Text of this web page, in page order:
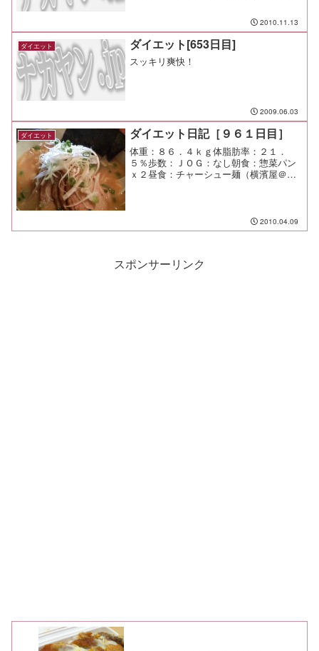
ラダ。 間食： メモ：渋谷から秋葉原まで
自転車で行ってみた！ 楽しかったよ！
2010.11.13
ダイエット ダイエット[653日目]
スッキリ爽快！
2009.06.03
ダイエット ダイエット日記［９６１日目］
体重：８６．４ｋｇ体脂肪率：２１．
５％歩数：ＪＯＧ：なし朝食：惣菜パン
ｘ２昼食：チャーシュー麺（横濱屋＠市
2010.04.09
スポンサーリンク